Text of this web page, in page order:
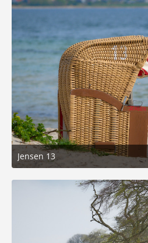
Jensen 13
24. April 2025 um 15:05
7